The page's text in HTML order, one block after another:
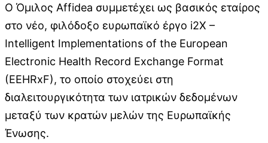
Ο Όμιλος Affidea συμμετέχει ως βασικός εταίρος
στο νέο, φιλόδοξο ευρωπαϊκό έργο i2X –
Intelligent Implementations of the European
Electronic Health Record Exchange Format
(EEHRxF), το οποίο στοχεύει στη
διαλειτουργικότητα των ιατρικών δεδομένων
μεταξύ των κρατών μελών της Ευρωπαϊκής
Ένωσης.